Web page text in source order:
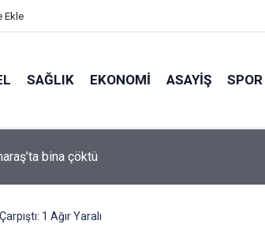
Ekle
SAĞLIK EKONOMI ASAYIŞ SPOR
Bisiklet Yarışması’nda En Zorlu Etap Tamamlandı
1 Ağır Yaralı